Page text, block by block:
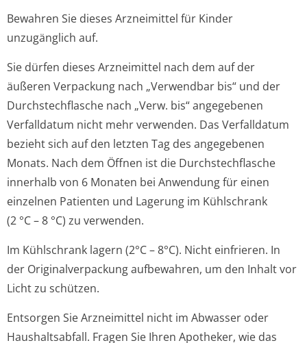
Bewahren Sie dieses Arzneimittel für Kinder
unzugänglich auf.
Sie dürfen dieses Arzneimittel nach dem auf der
äußeren Verpackung nach „Verwendbar bis“ und der
Durchstechflasche nach „Verw. bis“ angegebenen
Verfalldatum nicht mehr verwenden. Das Verfalldatum
bezieht sich auf den letzten Tag des angegebenen
Monats. Nach dem Öffnen ist die Durchstechflasche
innerhalb von 6 Monaten bei Anwendung für einen
einzelnen Patienten und Lagerung im Kühlschrank
(2 °C – 8 °C) zu verwenden.
Im Kühlschrank lagern (2°C – 8°C). Nicht einfrieren. In
der Originalverpackung aufbewahren, um den Inhalt vor
Licht zu schützen.
Entsorgen Sie Arzneimittel nicht im Abwasser oder
Haushaltsabfall. Fragen Sie Ihren Apotheker, wie das